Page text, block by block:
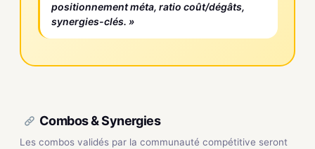
positionnement méta, ratio coût/dégâts,
synergies-clés. »
Combos & Synergies
Les combos validés par la communauté compétitive seront